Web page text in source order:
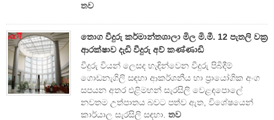
තව
තොග වීදුරු කර්මාන්තශාලා මිල මි.මී. 12 පැතලි වක්‍ර
ආරක්ෂාව දැඩි වීදුරු අව් කණ්ණාඩි
වීදුරු වියන් ලෙසද හැඳින්වෙන වීදුරු පිබිදීම්
ගොඩනැගිලි සඳහා ආකර්ශනීය හා ප්‍රායෝගික අංග
සපයන අතර එළිමහන් සැරසිලි වෙළඳපොලේ
නවතම උත්පාතය බවට පත්ව ඇත, විශේෂයෙන්
කාර්යාල සැරසිලි සඳහා. තව